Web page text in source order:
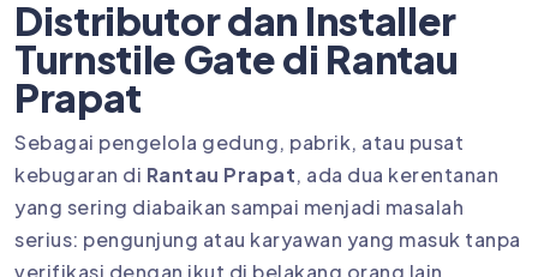
Distributor dan Installer
Turnstile Gate di Rantau
Prapat
Sebagai pengelola gedung, pabrik, atau pusat
kebugaran di Rantau Prapat, ada dua kerentanan
yang sering diabaikan sampai menjadi masalah
serius: pengunjung atau karyawan yang masuk tanpa
verifikasi dengan ikut di belakang orang lain